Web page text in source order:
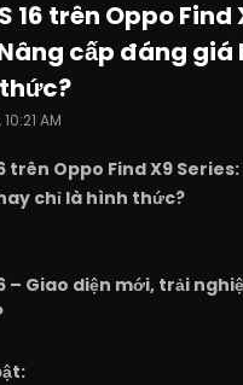
5399
16 trên Oppo Find
cấp đáng giá
AM
trên Oppo Find X9
chỉ là hình thức?
– Giao diện mới, trải